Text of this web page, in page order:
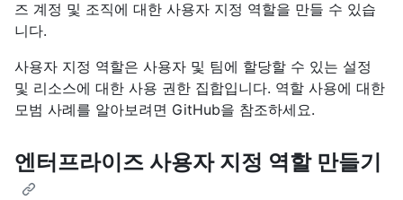
즈 계정 및 조직에 대한 사용자 지정 역할을 만들 수 있습
니다.
사용자 지정 역할은 사용자 및 팀에 할당할 수 있는 설정
및 리소스에 대한 사용 권한 집합입니다. 역할 사용에 대한
모범 사례를 알아보려면 GitHub을 참조하세요.
엔터프라이즈 사용자 지정 역할 만들기